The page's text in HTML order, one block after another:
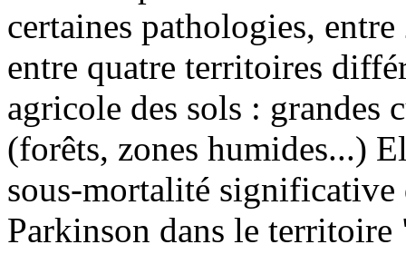
certaines pathologies,
entre quatre territoires
agricole des sols : grandes
(forêts, zones humides...)
sous-mortalité significative
Parkinson dans le